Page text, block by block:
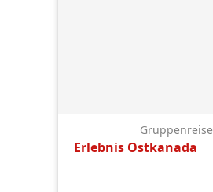
Gruppenreise
Erlebnis Ostkanada